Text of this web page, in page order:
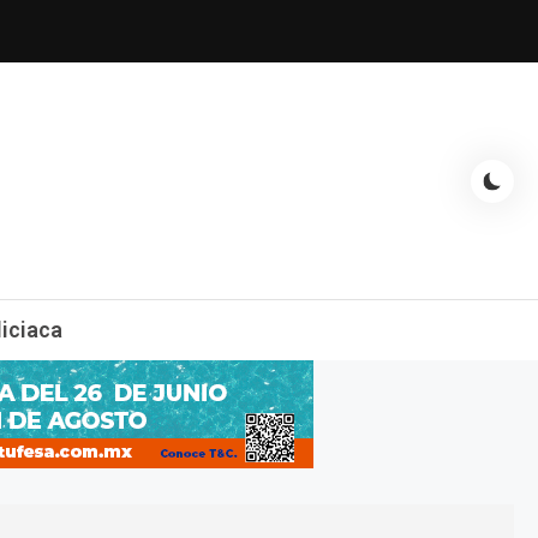
entrevistas con famosos, showbizz, podcast, chismes y